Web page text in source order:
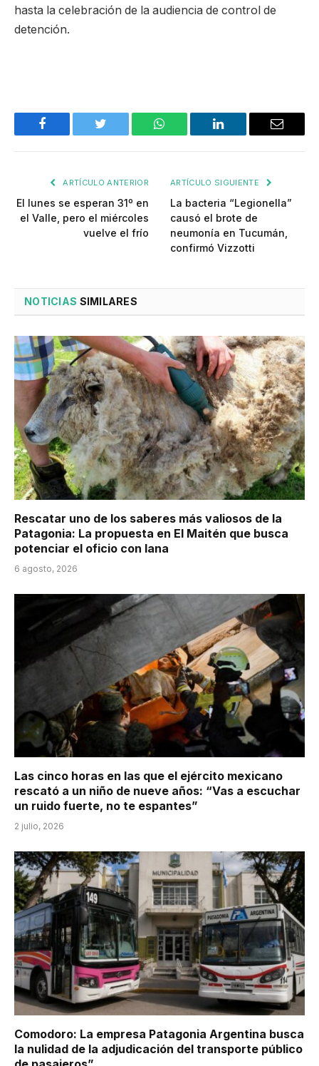
hasta la celebración de la audiencia de control de
detención.
Facebook Twitter WhatsApp LinkedIn Email
ARTÍCULO ANTERIOR
El lunes se esperan 31º en
el Valle, pero el miércoles
vuelve el frío
ARTÍCULO SIGUIENTE
La bacteria “Legionella”
causó el brote de
neumonía en Tucumán,
confirmó Vizzotti
NOTICIAS SIMILARES
Rescatar uno de los saberes más valiosos de la
Patagonia: La propuesta en El Maitén que busca
potenciar el oficio con lana
6 agosto, 2026
Las cinco horas en las que el ejército mexicano
rescató a un niño de nueve años: “Vas a escuchar
un ruido fuerte, no te espantes”
2 julio, 2026
Comodoro: La empresa Patagonia Argentina busca
la nulidad de la adjudicación del transporte público